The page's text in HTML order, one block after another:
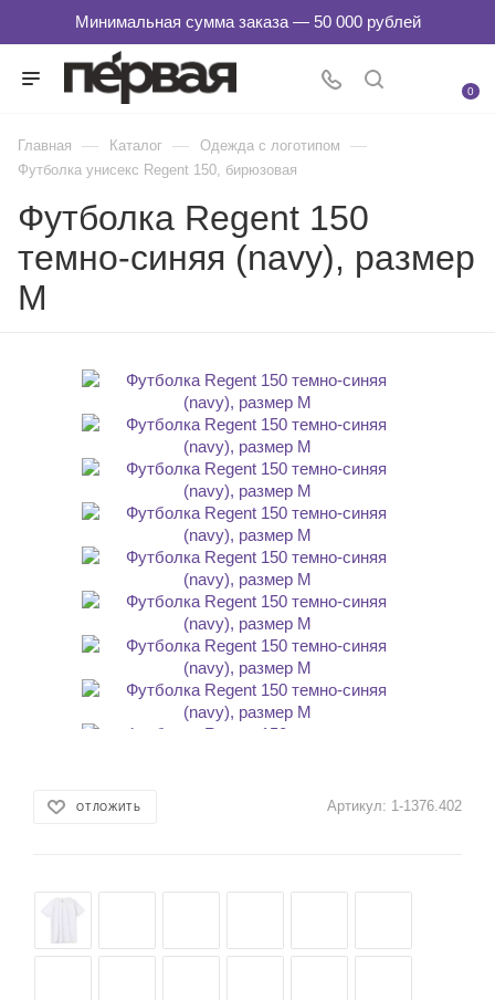
0
Главная — Каталог — Одежда с логотипом —
Футболка унисекс Regent 150, бирюзовая
Футболка Regent 150
темно-синяя (navy), размер
M
ОТЛОЖИТЬ Артикул: 1-1376.402